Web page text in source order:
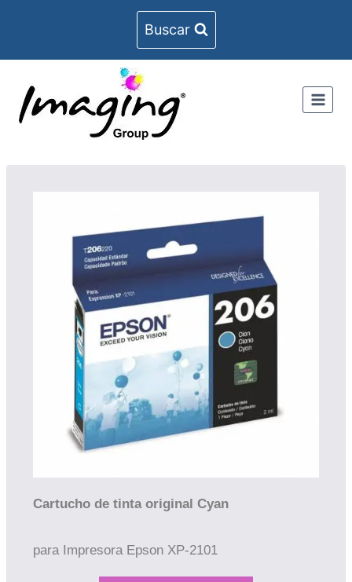
Buscar
Cartucho de tinta original Cyan
para Impresora Epson XP-2101